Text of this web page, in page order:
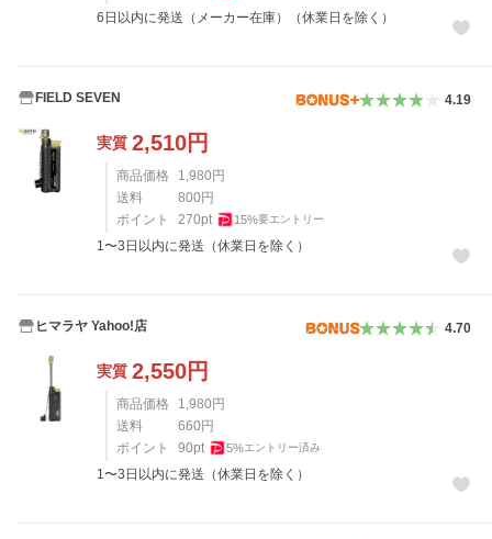
6日以内に発送（メーカー在庫）（休業日を除く）
FIELD SEVEN 4.19
実質 2,510円
商品価格 1,980 円
送料
800 円
ポイント
270pt 15%要エントリー
1〜3日以内に発送（休業日を除く）
ヒマラヤ Yahoo!店 4.70
実質 2,550円
商品価格 1,980 円
送料
660 円
ポイント
90pt 5%エントリー済み
1〜3日以内に発送（休業日を除く）